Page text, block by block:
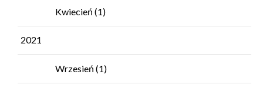
Kwiecień (1)
2021
Wrzesień (1)